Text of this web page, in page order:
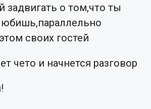
задвигать о том,что ты
своих гостей
чето и начнется разговор